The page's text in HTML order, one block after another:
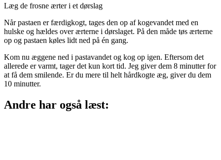
Læg de frosne ærter i et dørslag
Når pastaen er færdigkogt, tages den op af kogevandet med en
hulske og hældes over ærterne i dørslaget. På den måde tøs ærterne
op og pastaen køles lidt ned på én gang.
Kom nu æggene ned i pastavandet og kog op igen. Eftersom det
allerede er varmt, tager det kun kort tid. Jeg giver dem 8 minutter for
at få dem smilende. Er du mere til helt hårdkogte æg, giver du dem
10 minutter.
Andre har også læst: